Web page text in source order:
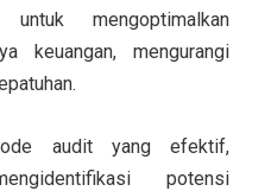
mengoptimalkan
keuangan, mengurangi
audit yang efektif,
potensi